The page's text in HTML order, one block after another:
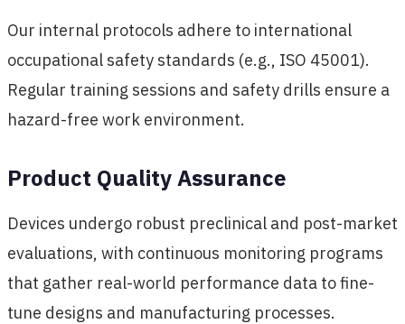
Our internal protocols adhere to international
occupational safety standards (e.g., ISO 45001).
Regular training sessions and safety drills ensure a
hazard-free work environment.
Product Quality Assurance
Devices undergo robust preclinical and post-market
evaluations, with continuous monitoring programs
that gather real-world performance data to fine-
tune designs and manufacturing processes.